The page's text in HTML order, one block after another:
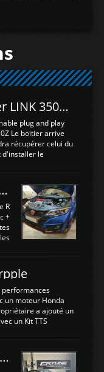
Test du boitier LINK 350Z Plugin ECU
plug and play
Le boitier arrive
récupérer celui du
d'installer le
de la large bande
sweeney deepfake
connectée sur
pour
l'information est une
variable d'un
le ...
Civic Type R FK2
R
+
le
le
performances
un moteur Honda
a ajouté un
un Kit TTS
de son moteur:
300Cv sans
Préparation Nissan 240Z SR20DET